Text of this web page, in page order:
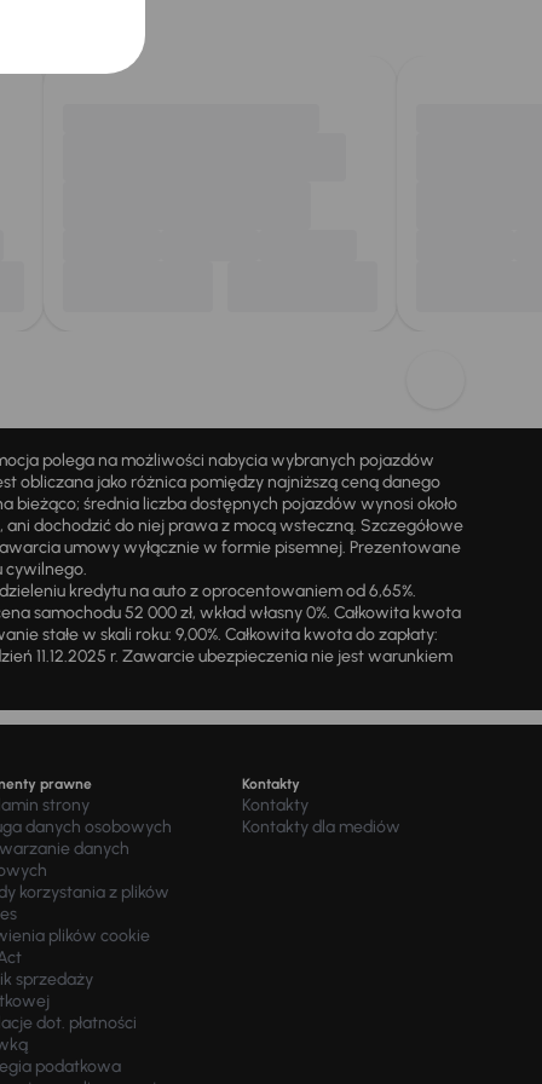
polega na możliwości nabycia wybranych pojazdów
obliczana jako różnica pomiędzy najniższą ceną danego
bieżąco; średnia liczba dostępnych pojazdów wynosi około
dochodzić do niej prawa z mocą wsteczną. Szczegółowe
umowy wyłącznie w formie pisemnej. Prezentowane
cywilnego.
kredytu na auto z oprocentowaniem od 6,65%.
samochodu 52 000 zł, wkład własny 0%. Całkowita kwota
stałe w skali roku: 9,00%. Całkowita kwota do zapłaty:
11.12.2025 r. Zawarcie ubezpieczenia nie jest warunkiem
prawne
strony
danych osobowych
danych
korzystania z plików
plików cookie
sprzedaży
dot. płatności
podatkowa
Kontakty
Kontakty
Kontakty dla mediów